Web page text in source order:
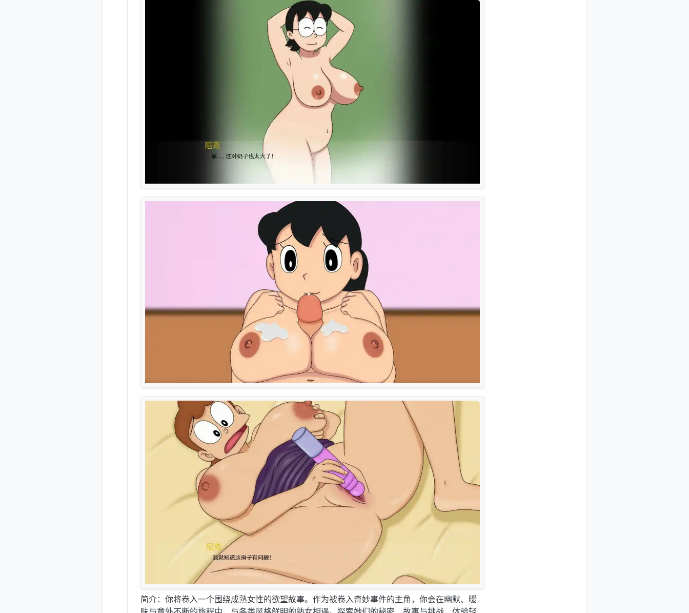
简介：你将卷入一个围绕成熟女性的欲望故事。作为被卷入奇妙事件的主角，你会在幽默、暧